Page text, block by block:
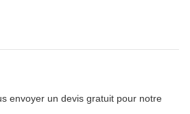
envoyer un devis gratuit pour notre